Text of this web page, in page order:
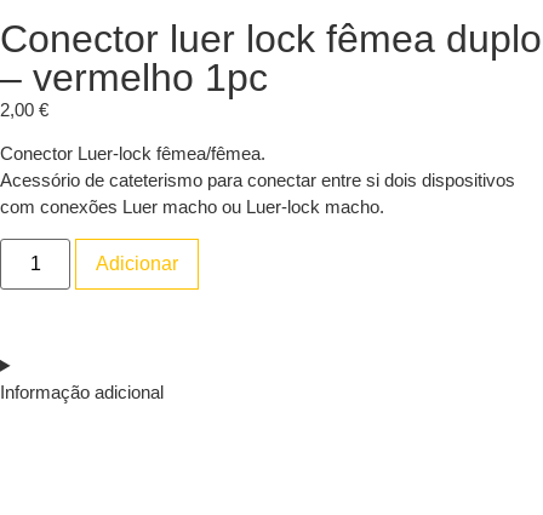
Conector luer lock fêmea duplo
– vermelho 1pc
2,00 €
Conector Luer-lock fêmea/fêmea.
Acessório de cateterismo para conectar entre si dois dispositivos
com conexões Luer macho ou Luer-lock macho.
Adicionar
Informação adicional